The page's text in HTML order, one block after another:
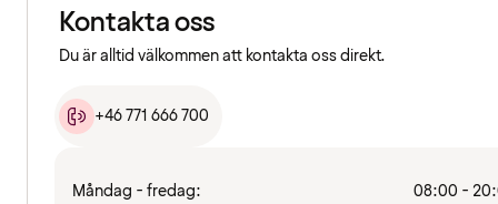
Kontakta oss
Du är alltid välkommen att kontakta oss direkt.
+46 771 666 700
Måndag - fredag: 08:00 -